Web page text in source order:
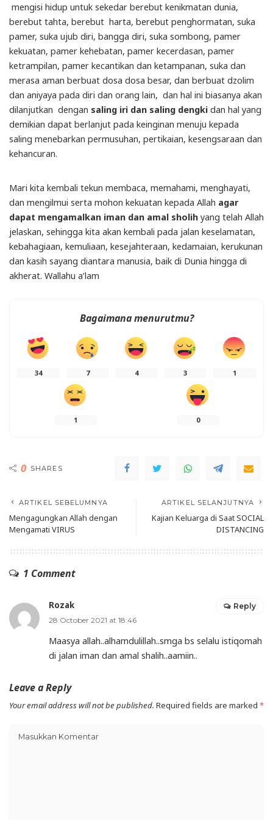
mengisi hidup untuk sekedar berebut kenikmatan dunia,
berebut tahta, berebut harta, berebut penghormatan, suka
pamer, suka ujub diri, bangga diri, suka sombong, pamer
kekuatan, pamer kehebatan, pamer kecerdasan, pamer
ketrampilan, pamer kecantikan dan ketampanan, suka dan
merasa aman berbuat dosa dosa besar, dan berbuat dzolim
dan aniyaya pada diri dan orang lain, dan hal ini biasanya akan
dilanjutkan dengan saling iri dan saling dengki dan hal yang
demikian dapat berlanjut pada keinginan menuju kepada
saling menebarkan permusuhan, pertikaian, kesengsaraan dan
kehancuran.
Mari kita kembali tekun membaca, memahami, menghayati,
dan mengilmui serta mohon kekuatan kepada Allah agar
dapat mengamalkan iman dan amal sholih yang telah Allah
jelaskan, sehingga kita akan kembali pada jalan keselamatan,
kebahagiaan, kemuliaan, kesejahteraan, kedamaian, kerukunan
dan kasih sayang diantara manusia, baik di Dunia hingga di
akherat. Wallahu a’lam
Bagaimana menurutmu?
34 7 4 3 1
1 0
0 SHARES
ARTIKEL SEBELUMNYA
Mengagungkan Allah dengan
Mengamati VIRUS
ARTIKEL SELANJUTNYA
Kajian Keluarga di Saat SOCIAL
DISTANCING
1 Comment
Rozak
28 October 2021 at 18:46
Maasya allah..alhamdulillah..smga bs selalu istiqomah
di jalan iman dan amal shalih..aamiin..
Reply
Leave a Reply
Your email address will not be published. Required fields are marked *